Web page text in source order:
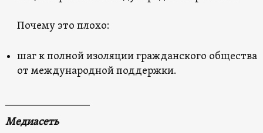
Почему это плохо:
шаг к полной изоляции гражданского общества
от международной поддержки.
Медиасеть